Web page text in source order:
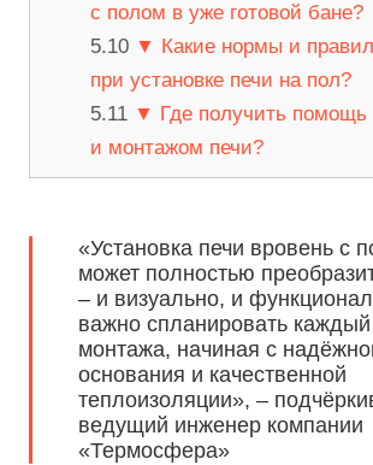
с полом в уже готовой бане?
▼ Какие нормы и
при установке печи на пол?
▼ Где получить помощь
и монтажом печи?
«Установка печи вровень с
может полностью
– и визуально, и
важно спланировать
монтажа, начиная с
основания и качественной
теплоизоляции», –
ведущий инженер компании
«Термосфера»